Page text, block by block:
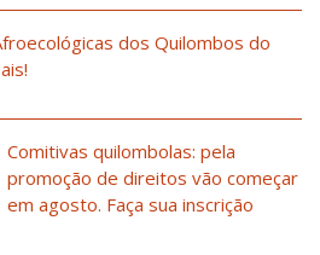
dos Quilombos do
Comitivas quilombolas: pela
promoção de direitos vão começar
em agosto. Faça sua inscrição